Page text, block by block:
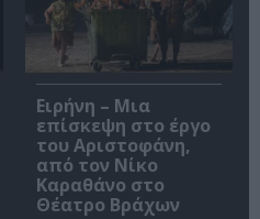
Ειρήνη – Μια
επίσκεψη στο έργο
του Αριστοφάνη,
από τον Νίκο
Καραθάνο στο
Θέατρο Βράχων